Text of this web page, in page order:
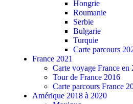
Hongrie
Roumanie
Serbie
Bulgarie
Turquie
Carte parcours
France 2021
Carte voyage France en
Tour de France 2016
Carte parcours France
Amérique 2018 à 2020